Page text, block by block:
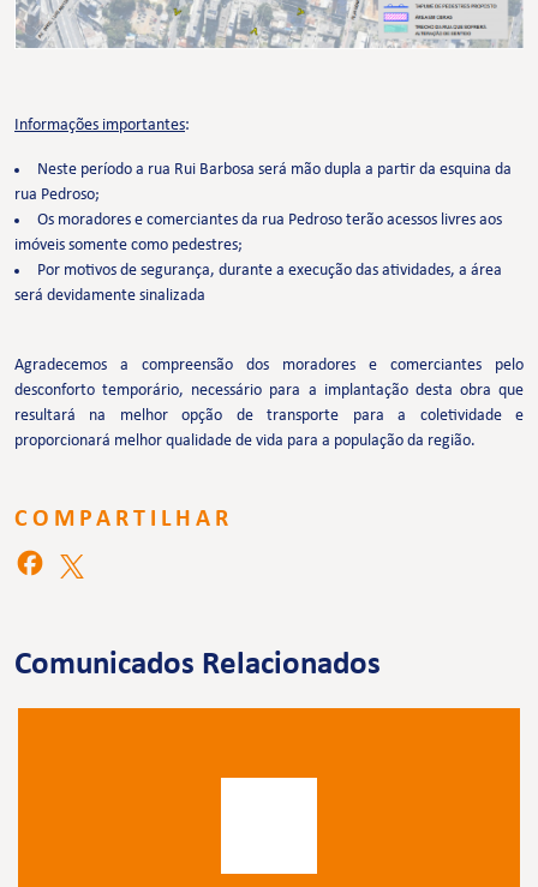
Informações importantes:
Neste período a rua Rui Barbosa será mão dupla a partir da esquina da
rua Pedroso;
Os moradores e comerciantes da rua Pedroso terão acessos livres aos
imóveis somente como pedestres;
Por motivos de segurança, durante a execução das atividades, a área
será devidamente sinalizada
Agradecemos a compreensão dos moradores e comerciantes pelo
desconforto temporário, necessário para a implantação desta obra que
resultará na melhor opção de transporte para a coletividade e
proporcionará melhor qualidade de vida para a população da região.
COMPARTILHAR
Comunicados Relacionados